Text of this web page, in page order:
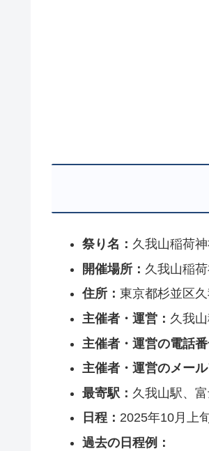
祭り名： 久我山稲荷
開催場所： 久我山稲
住所： 東京都杉並区
主催者・運営： 久我
主催者・運営の電話番
主催者・運営のメール
最寄駅： 久我山駅、
日程： 2025年10月上
過去の日程例：